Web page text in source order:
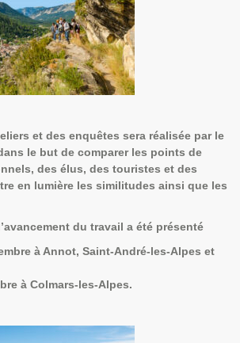
et des enquêtes sera réalisée par le
le but de comparer les points de
des élus, des touristes et des
en lumière les similitudes ainsi que les
du travail a été présenté
à Annot, Saint-André-les-Alpes et
à Colmars-les-Alpes.